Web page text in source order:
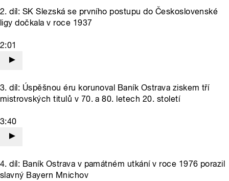
2. díl: SK Slezská se prvního postupu do Československé
ligy dočkala v roce 1937
2:01
3. díl: Úspěšnou éru korunoval Baník Ostrava ziskem tří
mistrovských titulů v 70. a 80. letech 20. století
3:40
4. díl: Baník Ostrava v památném utkání v roce 1976 porazil
slavný Bayern Mnichov